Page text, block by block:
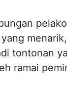
tontonan
ramai